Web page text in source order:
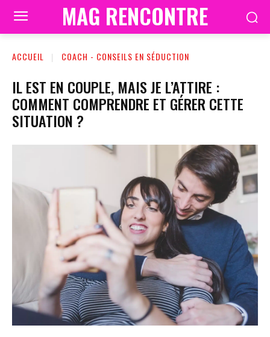
MAG RENCONTRE
ACCUEIL COACH - CONSEILS EN SÉDUCTION
IL EST EN COUPLE, MAIS JE L’ATTIRE :
COMMENT COMPRENDRE ET GÉRER CETTE
SITUATION ?